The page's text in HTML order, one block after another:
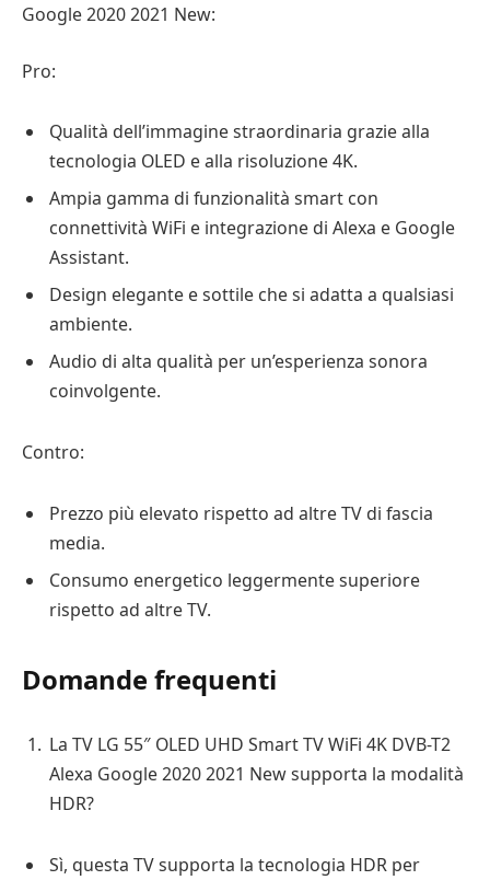
Google 2020 2021 New:
Pro:
Qualità dell’immagine straordinaria grazie alla
tecnologia OLED e alla risoluzione 4K.
Ampia gamma di funzionalità smart con
connettività WiFi e integrazione di Alexa e Google
Assistant.
Design elegante e sottile che si adatta a qualsiasi
ambiente.
Audio di alta qualità per un’esperienza sonora
coinvolgente.
Contro:
Prezzo più elevato rispetto ad altre TV di fascia
media.
Consumo energetico leggermente superiore
rispetto ad altre TV.
Domande frequenti
La TV LG 55″ OLED UHD Smart TV WiFi 4K DVB-T2
Alexa Google 2020 2021 New supporta la modalità
HDR?
Sì, questa TV supporta la tecnologia HDR per